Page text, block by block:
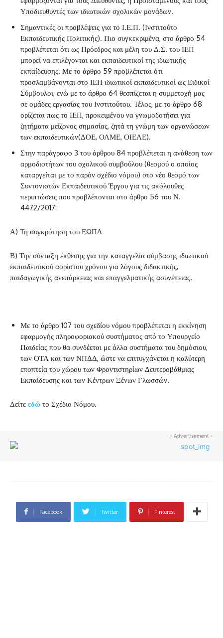
Υποδιευθυντές των ιδιωτικών σχολικών μονάδων.
Σημαντικές οι προβλέψεις για το Ι.Ε.Π. (Ινστιτούτο
Εκπαιδευτικής Πολιτικής). Πιο συγκεκριμένα, στο άρθρο 54
προβλέπεται ότι ως Πρόεδρος και μέλη του Δ.Σ. του ΙΕΠ
μπορεί να επιλέγονται και εκπαιδευτικοί της ιδιωτικής
εκπαίδευσης. Με το άρθρο 59 προβλέπεται ότι
προσλαμβάνονται στο ΙΕΠ ιδιωτικοί εκπαιδευτικοί ως Ειδικοί
Σύμβουλοι, ενώ με το άρθρο 64 θεσπίζεται η συμμετοχή μας
σε ομάδες εργασίας του Ινστιτούτου. Τέλος, με το άρθρο 68
ορίζεται πως το ΙΕΠ, προκειμένου να γνωμοδοτήσει για
ζητήματα μείζονος σημασίας, ζητά τη γνώμη των οργανώσεων
των εκπαιδευτικών(ΔΟΕ, ΟΛΜΕ, ΟΙΕΛΕ).
Στην παράγραφο 3 του άρθρου 84 προβλέπεται η ανάθεση των
αρμοδιοτήτων του σχολικού συμβούλου (θεσμού ο οποίος
καταργείται με το παρόν σχέδιο νόμου) στο νέο θεσμό των
Συντονιστών Εκπαιδευτικού Έργου για τις ακόλουθες
περιπτώσεις που προβλέπονται στο άρθρο 56 του Ν.
4472/2017:
Α) Τη συγκρότηση του ΕΩΠΔ
Β) Την σύνταξη έκθεσης για την καταγγελία σύμβασης ιδιωτικού
εκπαιδευτικού αορίστου χρόνου για λόγους διδακτικής,
παιδαγωγικής ανεπάρκειας και επαγγελματικής ασυνέπειας.
Με το άρθρο 107 του σχεδίου νόμου προβλέπεται η εκκίνηση
εφαρμογής πληροφοριακού συστήματος από το Υπουργείο
Παιδείας που θα συνδέεται με άλλα συστήματα του δημόσιου,
των ΟΤΑ και των ΝΠΔΔ, ώστε να επιτυγχάνεται η καλύτερη
εποπτεία του χώρου των Φροντιστηρίων Δευτεροβάθμιας
Εκπαίδευσης και των Κέντρων Ξένων Γλωσσών.
Δείτε εδώ το Σχέδιο Νόμου.
- Advertisement -
Facebook Twitter Pinterest